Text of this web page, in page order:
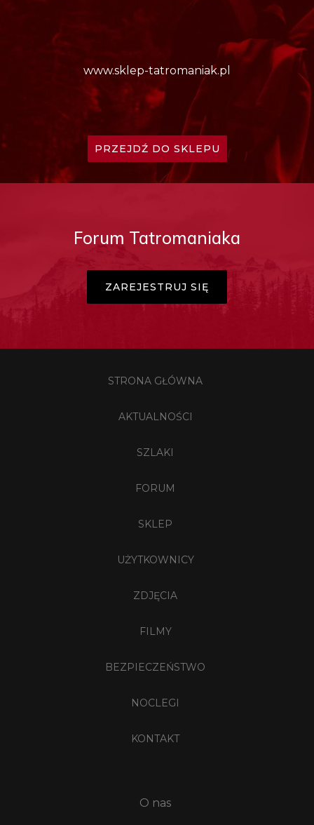
www.sklep-tatromaniak.pl
PRZEJDŹ DO SKLEPU
Forum Tatromaniaka
ZAREJESTRUJ SIĘ
STRONA GŁÓWNA
AKTUALNOŚCI
SZLAKI
FORUM
SKLEP
UŻYTKOWNICY
ZDJĘCIA
FILMY
BEZPIECZEŃSTWO
NOCLEGI
KONTAKT
O nas